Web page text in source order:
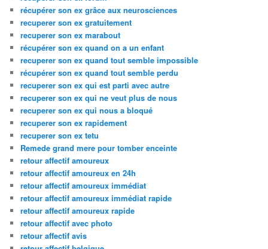
récupérer son ex grâce aux neurosciences
recuperer son ex gratuitement
recuperer son ex marabout
récupérer son ex quand on a un enfant
recuperer son ex quand tout semble impossible
récupérer son ex quand tout semble perdu
recuperer son ex qui est parti avec autre
recuperer son ex qui ne veut plus de nous
recuperer son ex qui nous a bloqué
recuperer son ex rapidement
recuperer son ex tetu
Remede grand mere pour tomber enceinte
retour affectif amoureux
retour affectif amoureux en 24h
retour affectif amoureux immédiat
retour affectif amoureux immédiat rapide
retour affectif amoureux rapide
retour affectif avec photo
retour affectif avis